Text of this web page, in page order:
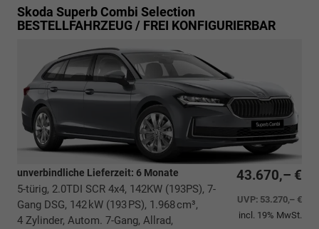
Skoda Superb Combi Selection
BESTELLFAHRZEUG / FREI KONFIGURIERBAR
43.670,– €
UVP: 53.270,– €
incl. 19% MwSt.
unverbindliche Lieferzeit: 6 Monate
5-türig, 2.0TDI SCR 4x4, 142KW (193PS), 7-
Gang DSG, 142 kW (193 PS), 1.968 cm³,
4 Zylinder, Autom. 7-Gang, Allrad,